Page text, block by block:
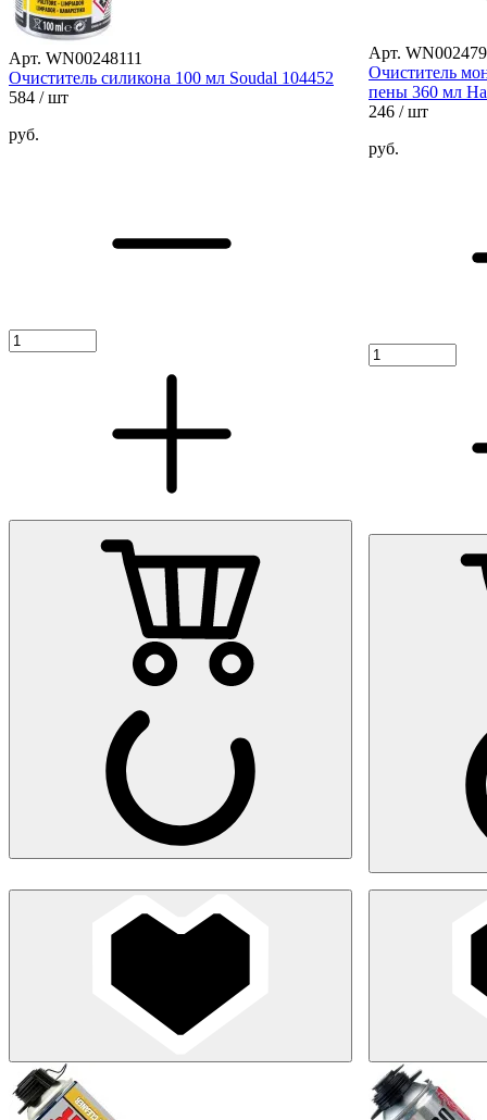
Арт. WN00248111
Очиститель силикона 100 мл Soudal 104452
584 / шт
руб.
Арт.
Очиститель
пены 360 мл
246 / шт
руб.